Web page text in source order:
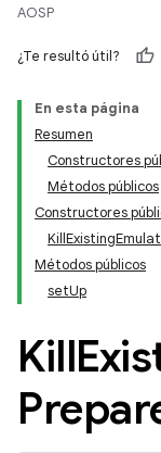
AOSP
¿Te resultó útil?
En esta página
Resumen
Constructores
Métodos públicos
Constructores
Métodos públicos
setUp
Kill